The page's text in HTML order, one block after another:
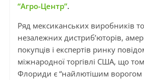
“Агро-Центр”.
Ряд мексиканських виробників
незалежних дистриб’юторів,
покупців і експертів ринку
міжнародної торгівлі США, що
Флориди є “найлютішим ворогом